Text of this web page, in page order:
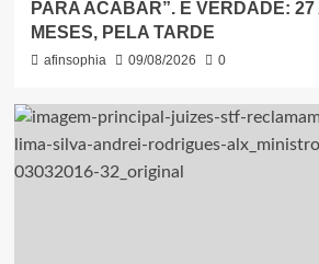
PARA ACABAR”. É VERDADE: 27
MESES, PELA TARDE
afinsophia 09/08/2026 0